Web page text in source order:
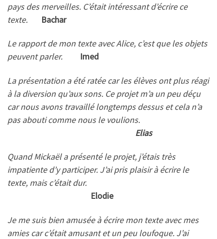
pays des merveilles. C’était intéressant d’écrire ce
texte.
Bachar
Le rapport de mon texte avec Alice, c’est que les objets
peuvent parler.
Imed
La présentation a été ratée car les élèves ont plus réagi
à la diversion qu’aux sons. Ce projet m’a un peu déçu
car nous avons travaillé longtemps dessus et cela n’a
pas abouti comme nous le voulions.
Elias
Quand Mickaël a présenté le projet, j’étais très
impatiente d’y participer. J’ai pris plaisir à écrire le
texte, mais c’était dur.
Elodie
Je me suis bien amusée à écrire mon texte avec mes
amies car c’était amusant et un peu loufoque. J’ai